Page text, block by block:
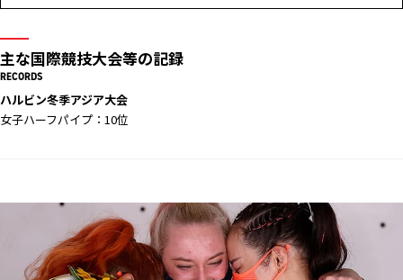
主な国際競技大会等の記録
RECORDS
ハルビン冬季アジア大会
女子ハーフパイプ：10位